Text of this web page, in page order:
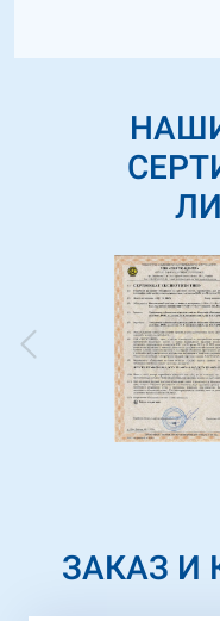
ЗАКАЗ И